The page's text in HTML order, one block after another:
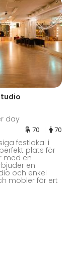
day
70 70
festlokal i
plats för
med en
en
och enkel
möbler för ert